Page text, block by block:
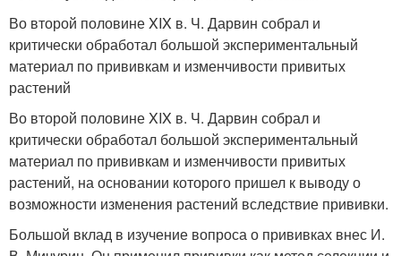
Во второй половине XIX в. Ч. Дарвин собрал и
критически обработал большой экспериментальный
материал по прививкам и изменчивости привитых
растений
Во второй половине XIX в. Ч. Дарвин собрал и
критически обработал большой экспериментальный
материал по прививкам и изменчивости привитых
растений, на основании которого пришел к выводу о
возможности изменения растений вследствие прививки.
Большой вклад в изучение вопроса о прививках внес И.